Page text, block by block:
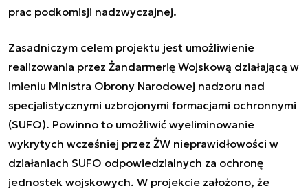
prac podkomisji nadzwyczajnej.
Zasadniczym celem projektu jest umożliwienie
realizowania przez Żandarmerię Wojskową działającą w
imieniu Ministra Obrony Narodowej nadzoru nad
specjalistycznymi uzbrojonymi formacjami ochronnymi
(SUFO). Powinno to umożliwić wyeliminowanie
wykrytych wcześniej przez ŻW nieprawidłowości w
działaniach SUFO odpowiedzialnych za ochronę
jednostek wojskowych. W projekcie założono, że